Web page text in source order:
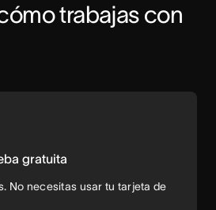
trabajas con
gratuita
No necesitas usar tu tarjeta de